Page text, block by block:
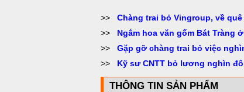
>> Chàng trai bỏ Vingroup, về
>> Ngắm hoa văn gốm Bát Tràng
>> Gặp gỡ chàng trai bỏ việc
>> Kỹ sư CNTT bỏ lương nghìn
THÔNG TIN SẢN PHẨM